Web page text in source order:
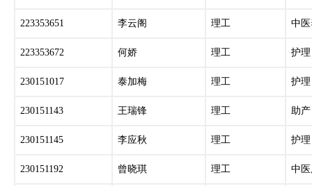
223353651 李云阁 理工 中
223353672 何娇 理工 护理
230151017 泰加梅 理工 护理
230151143 王瑞锋 理工 助产
230151145 李应秋 理工 护理
230151192 曾晓琪 理工 中